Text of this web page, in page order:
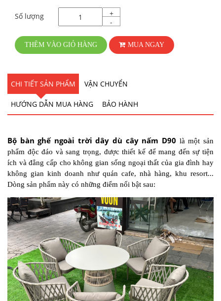
Số lượng
+
-
THÊM VÀO GIỎ HÀNG MUA NGAY
CHI TIẾT SẢN PHẨM VẬN CHUYỂN
HƯỚNG DẪN MUA HÀNG BẢO HÀNH
Bộ bàn ghế ngoài trời dây dù cây nấm D90 là một sản
phẩm độc đáo và sang trọng, được thiết kế để mang đến sự tiện
ích và đẳng cấp cho không gian sống ngoại thất của gia đình hay
không gian kinh doanh như quán cafe, nhà hàng, khu resort...
Dòng sản phẩm này có những điểm nổi bật sau: